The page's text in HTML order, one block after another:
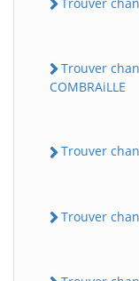
Trouver
COMBRAiLLE
Trouver
Trouver